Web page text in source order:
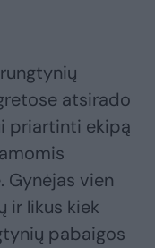
atsirado
priartinti ekipą
Gynėjas vien
ir likus kiek
pabaigos